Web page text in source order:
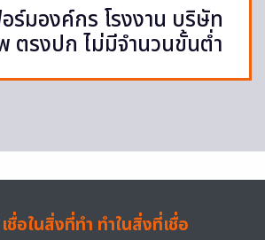
มองค์กร โรงงาน บริษัท
ตรงปก ไม่มีจำนวนขั้นต่ำ
ชื่อในสิ่งที่ทำ ทำในสิ่งที่เชื่อ